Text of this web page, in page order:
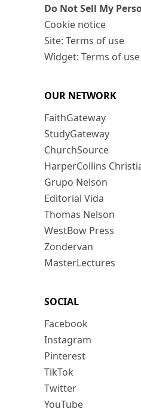
Do Not Sell My
Cookie notice
Site: Terms of use
Widget: Terms of use
OUR NETWORK
FaithGateway
StudyGateway
ChurchSource
HarperCollins
Grupo Nelson
Editorial Vida
Thomas Nelson
WestBow Press
Zondervan
MasterLectures
SOCIAL
Facebook
Instagram
Pinterest
TikTok
Twitter
YouTube